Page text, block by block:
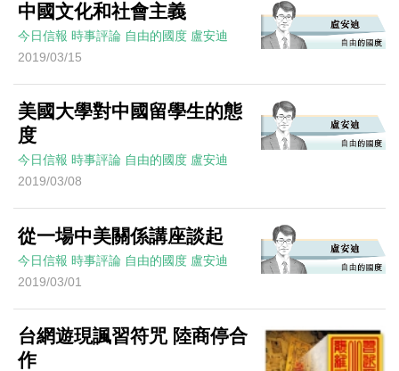
中國文化和社會主義
今日信報 時事評論 自由的國度 盧安迪
2019/03/15
美國大學對中國留學生的態
度
今日信報 時事評論 自由的國度 盧安迪
2019/03/08
從一場中美關係講座談起
今日信報 時事評論 自由的國度 盧安迪
2019/03/01
台網遊現諷習符咒 陸商停合
作